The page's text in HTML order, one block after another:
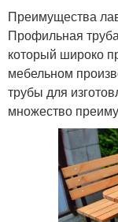
Преимущества
Профильная
который широко
мебельном
трубы для
множество